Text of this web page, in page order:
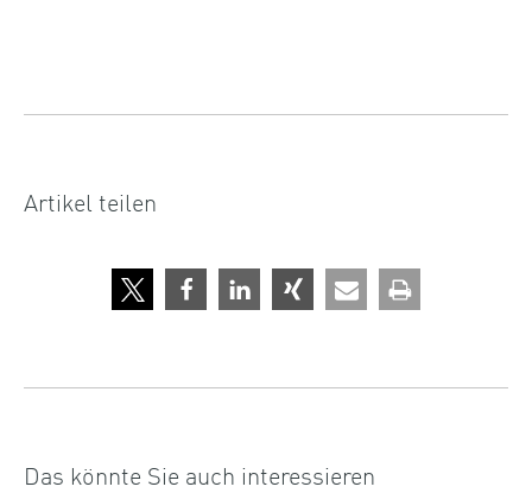
Artikel teilen
Das könnte Sie auch interessieren